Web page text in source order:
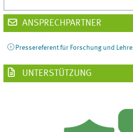
ANSPRECHPARTNER
Pressereferent für Forschung und Lehre
UNTERSTÜTZUNG